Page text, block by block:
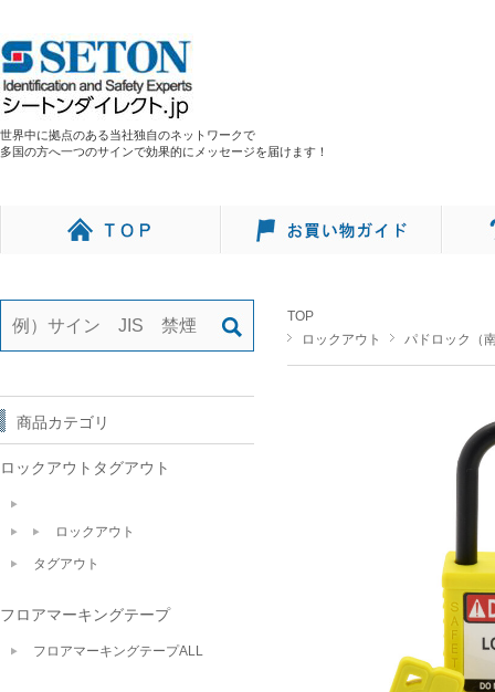
世界中に拠点のある当社独自のネットワークで
多国の方へ一つのサインで効果的にメッセージを届けます！
TOP
ロックアウト
パドロック（
商品カテゴリ
ロックアウトタグアウト
ロックアウト
タグアウト
フロアマーキングテープ
フロアマーキングテープALL